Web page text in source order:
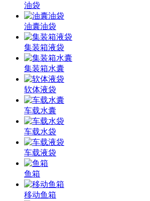
油袋
油囊油袋
集装箱液袋
集装箱水囊
软体液袋
车载水囊
车载水袋
车载液袋
鱼箱
移动鱼箱